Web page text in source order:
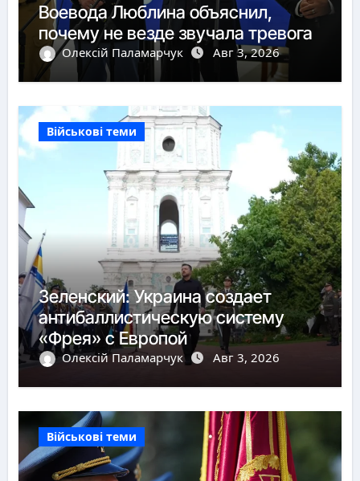
Воевода Люблина объяснил,
почему не везде звучала тревога
Олексій Паламарчук Авг 3, 2026
Військові теми
Зеленский: Украина создает
антибаллистическую систему
«Фрея» с Европой
Олексій Паламарчук Авг 3, 2026
Військові теми